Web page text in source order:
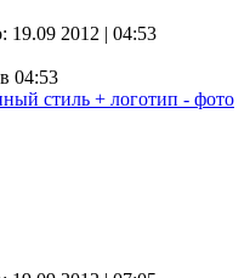
19.09 2012 | 04:53
04:53